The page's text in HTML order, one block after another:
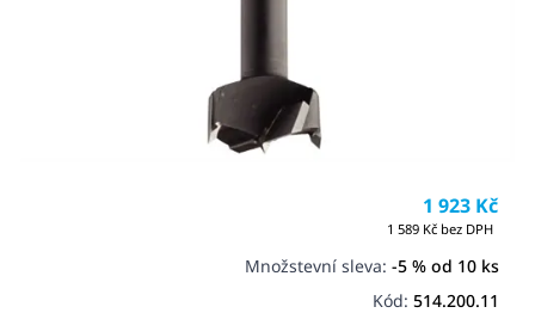
1 923 Kč
1 589 Kč bez DPH
Množstevní sleva: -5 % od 10 ks
Kód: 514.200.11